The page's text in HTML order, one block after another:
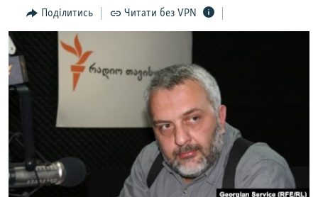
Перейти
до
пошуку
ПОГЛЯД
ІНТЕРВ'Ю
ВСЕ ЗА ДЕНЬ
СПЕЦПРОЕКТИ
ДЕПОРТАЦІЯ
СВІДЧЕННЯ ОКУПАЦІЇ
УКРАЇНСЬКА ПРОБЛЕМА КРИМУ
ЯК ОБІЙТИ БЛОКУВАННЯ
Русский
Qırımtatar
Поділитись Читати без VPN